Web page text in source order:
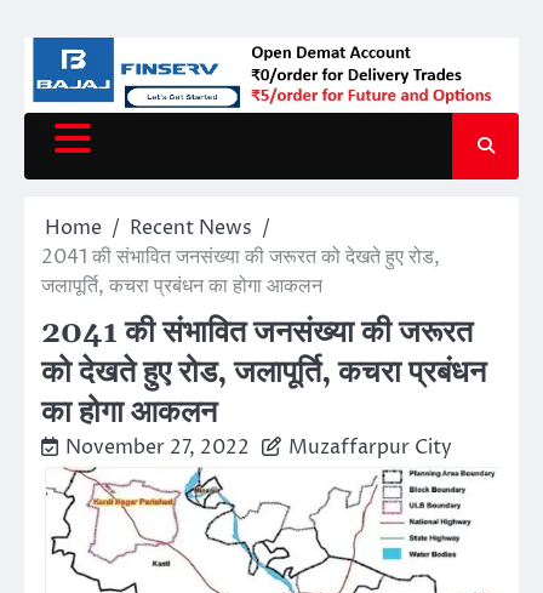
Home
Recent News
2041 की संभावित जनसंख्या की जरूरत को देखते हुए रोड,
जलापूर्ति, कचरा प्रबंधन का होगा आकलन
2041 की संभावित जनसंख्या की जरूरत
को देखते हुए रोड, जलापूर्ति, कचरा प्रबंधन
का होगा आकलन
November 27, 2022 Muzaffarpur City